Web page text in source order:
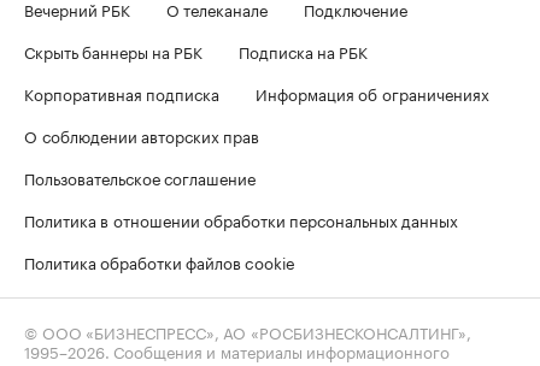
Вечерний РБК
О телеканале
Подключение
Скрыть баннеры на РБК
Подписка на РБК
Корпоративная подписка
Информация об ограничениях
О соблюдении авторских прав
Пользовательское соглашение
Политика в отношении обработки персональных данных
Политика обработки файлов cookie
© ООО «БИЗНЕСПРЕСС», АО «РОСБИЗНЕСКОНСАЛТИНГ»,
1995–2026 . Сообщения и материалы информационного